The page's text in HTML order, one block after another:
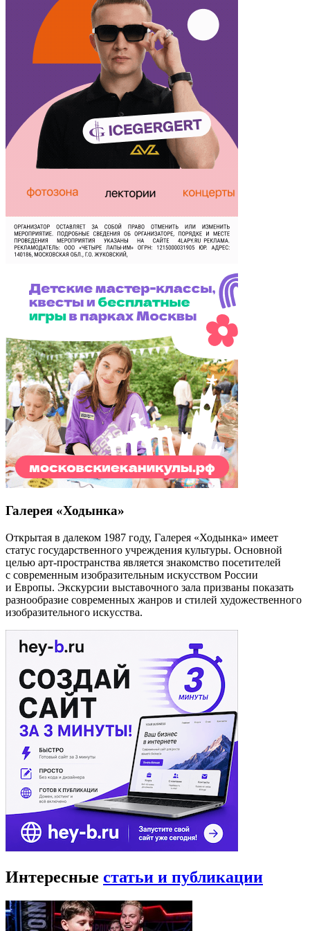
Галерея «Ходынка»
Открытая в далеком 1987 году, Галерея «Ходынка» имеет
статус государственного учреждения культуры. Основной
целью арт-пространства является знакомство посетителей
с современным изобразительным искусством России
и Европы. Экскурсии выставочного зала призваны показать
разнообразие современных жанров и стилей художественного
изобразительного искусства.
Интересные статьи и публикации